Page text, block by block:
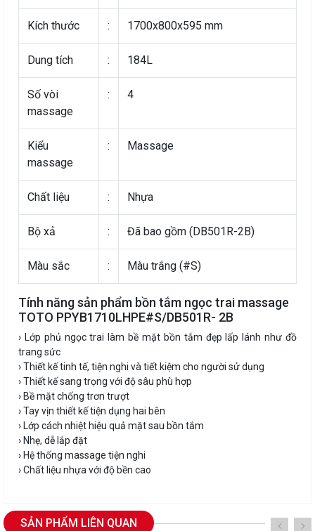
Kích thước : 1700x800x595 mm
Dung tích : 184L
Số vòi
massage
: 4
Kiểu
massage
: Massage
Chất liệu : Nhựa
Bộ xả : Đã bao gồm (DB501R-2B)
Màu sắc : Màu trắng (#S)
Tính năng sản phẩm bồn tắm ngọc trai massage
TOTO PPYB1710LHPE#S/DB501R- 2B
› Lớp phủ ngọc trai làm bề mặt bồn tắm đẹp lấp lánh như đồ
trang sức
› Thiết kế tinh tế, tiện nghi và tiết kiệm cho người sử dụng
› Thiết kế sang trọng với độ sâu phù hợp
› Bề mặt chống trơn trượt
› Tay vịn thiết kế tiện dụng hai bên
› Lớp cách nhiệt hiệu quả mặt sau bồn tắm
› Nhẹ, dễ lắp đặt
› Hệ thống massage tiện nghi
› Chất liệu nhựa với độ bền cao
SẢN PHẨM LIÊN QUAN